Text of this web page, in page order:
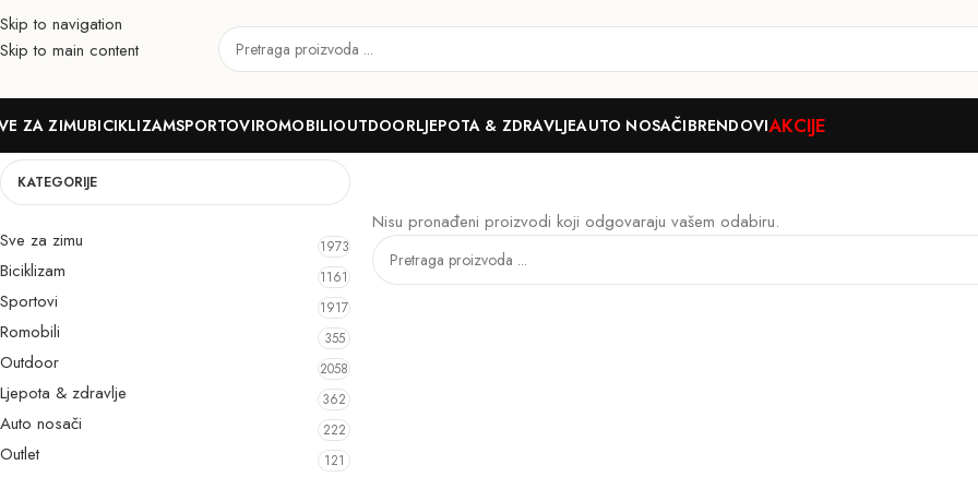
Skip to navigation
Skip to main content
ZA ZIMUBICIKLIZAMSPORTOVIROMOBILIOUTDOORLJEPOTA & ZDRAVLJEAUTO NOSAČIBRENDOVIAKCIJE
Azure
KATEGORIJE
Sve za zimu 1973
Biciklizam 1161
Sportovi 1917
Romobili 355
Outdoor 2058
Ljepota & zdravlje 362
Auto nosači 222
Outlet 121
Nisu pronađeni proizvodi koji odgovaraju vašem odabiru.